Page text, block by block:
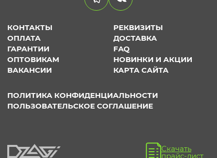
КОНТАКТЫ
РЕКВИЗИТЫ
ОПЛАТА
ДОСТАВКА
ГАРАНТИИ
FAQ
ОПТОВИКАМ
НОВИНКИ И АКЦИИ
ВАКАНСИИ
КАРТА САЙТА
ПОЛИТИКА КОНФИДЕНЦИАЛЬНОСТИ
ПОЛЬЗОВАТЕЛЬСКОЕ СОГЛАШЕНИЕ
Скачать
прайс-лист